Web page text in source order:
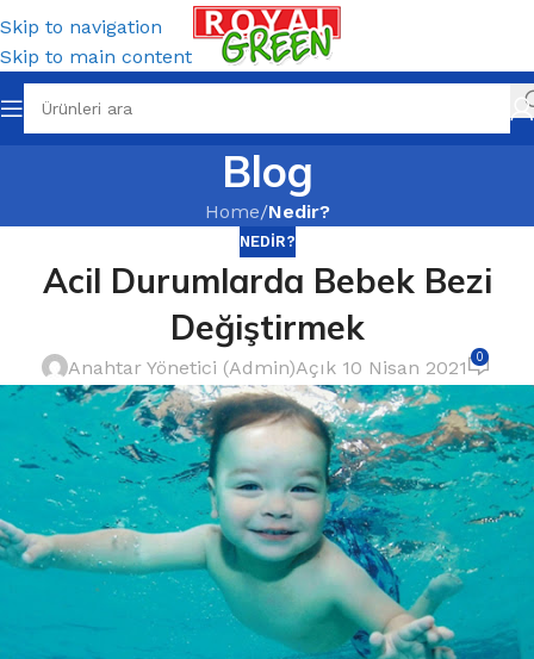
Skip to navigation
Skip to main content
Blog
Home/Nedir?
NEDIR?
Acil Durumlarda Bebek Bezi
Değiştirmek
Anahtar Yönetici (Admin)Açık 10 Nisan 2021 0